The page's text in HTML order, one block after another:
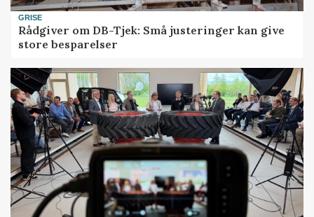
GRISE
Rådgiver om DB-Tjek: Små justeringer kan give
store besparelser